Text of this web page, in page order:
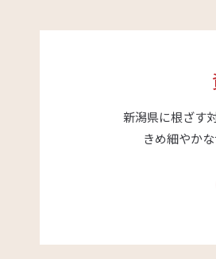
新潟県に根ざす
きめ細やか